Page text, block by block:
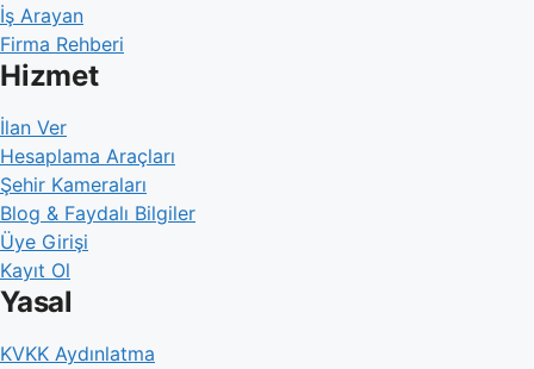
İş Arayan
Firma Rehberi
Hizmet
İlan Ver
Hesaplama Araçları
Şehir Kameraları
Blog & Faydalı Bilgiler
Üye Girişi
Kayıt Ol
Yasal
KVKK Aydınlatma